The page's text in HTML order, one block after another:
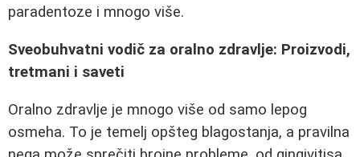
paradentoze i mnogo više.
Sveobuhvatni vodič za oralno zdravlje: Proizvodi,
tretmani i saveti
Oralno zdravlje je mnogo više od samo lepog
osmeha. To je temelj opšteg blagostanja, a pravilna